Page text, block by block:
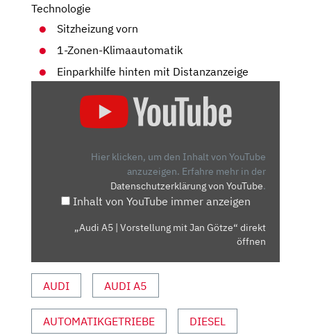
Technologie
Sitzheizung vorn
1-Zonen-Klimaautomatik
Einparkhilfe hinten mit Distanzanzeige
Hier klicken, um den Inhalt von YouTube
anzuzeigen. Erfahre mehr in der
Datenschutzerklärung von YouTube.
Inhalt von YouTube immer anzeigen
„Audi A5 | Vorstellung mit Jan Götze“ direkt
öffnen
AUDI AUDI A5
AUTOMATIKGETRIEBE DIESEL